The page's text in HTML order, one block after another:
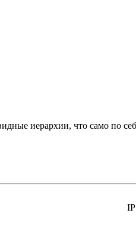
иерархии, что само по